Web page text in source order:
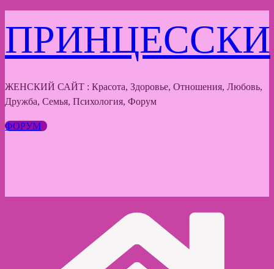
к
содержимому
ПРИНЦЕССКИ
ЖЕНСКИЙ САЙТ : Красота, Здоровье, Отношения, Любовь,
Дружба, Семья, Психология, Форум
ФОРУМ